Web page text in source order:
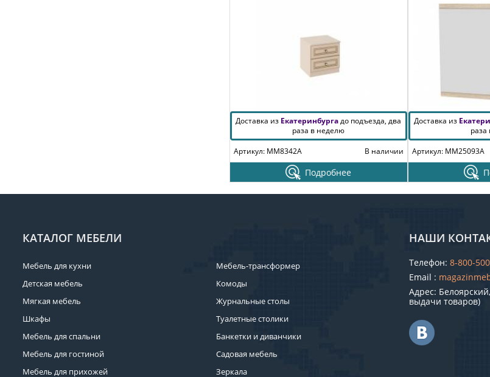
Доставка из Екатеринбургадо подъезда, два
раза в неделю
Артикул: MM8342A
В наличии
Подробнее
Доставка из
Артикул: MM25093A
КАТАЛОГ МЕБЕЛИ
Мебель для кухни
Детская мебель
Мягкая мебель
Шкафы
Мебель для спальни
Мебель для гостиной
Мебель для прихожей
Мебель-трансформер
Комоды
Журнальные столы
Туалетные столики
Банкетки и диванчики
Садовая мебель
Зеркала
НАШИ
Телефон: 8-800-
Email :
Адрес:
выдачи товаров)